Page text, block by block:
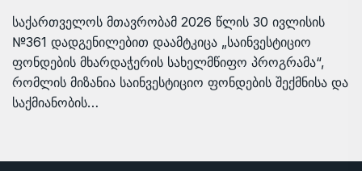
საქართველოს მთავრობამ 2026 წლის 30 ივლისის
№361 დადგენილებით დაამტკიცა „საინვესტიციო
ფონდების მხარდაჭერის სახელმწიფო პროგრამა“,
რომლის მიზანია საინვესტიციო ფონდების შექმნისა და
საქმიანობის…